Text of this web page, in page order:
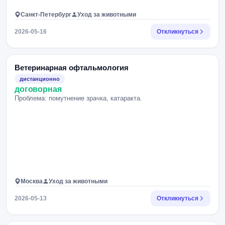
Санкт-Петербург Уход за животными
2026-05-16 Откликнуться
Ветеринарная офтальмология
дистанционно
договорная
Проблема: помутнение зрачка, катаракта.
Москва Уход за животными
2026-05-13 Откликнуться